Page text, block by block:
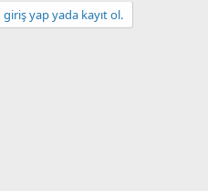
yap yada kayıt ol.